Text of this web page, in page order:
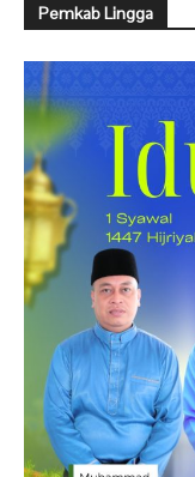
Pemkab Lingga